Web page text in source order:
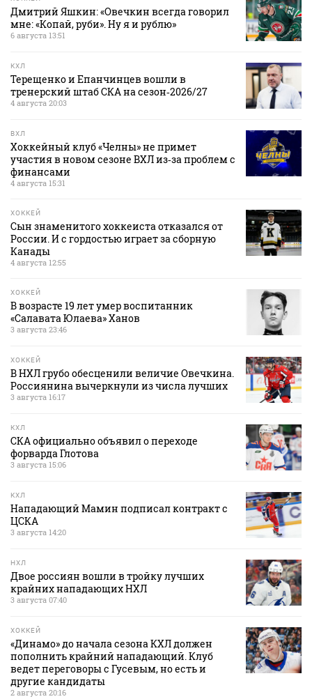
Дмитрий Яшкин: «Овечкин всегда говорил
мне: «Копай, руби». Ну я и рублю»
6 августа 13:51
КХЛ
Терещенко и Епанчинцев вошли в
тренерский штаб СКА на сезон‑2026/27
4 августа 20:03
ВХЛ
Хоккейный клуб «Челны» не примет
участия в новом сезоне ВХЛ из‑за проблем с
финансами
4 августа 15:31
ХОККЕЙ
Сын знаменитого хоккеиста отказался от
России. И с гордостью играет за сборную
Канады
4 августа 12:55
ХОККЕЙ
В возрасте 19 лет умер воспитанник
«Салавата Юлаева» Ханов
3 августа 23:46
ХОККЕЙ
В НХЛ грубо обесценили величие Овечкина.
Россиянина вычеркнули из числа лучших
3 августа 16:17
КХЛ
СКА официально объявил о переходе
форварда Глотова
3 августа 15:06
КХЛ
Нападающий Мамин подписал контракт с
ЦСКА
3 августа 14:20
НХЛ
Двое россиян вошли в тройку лучших
крайних нападающих НХЛ
3 августа 07:40
ХОККЕЙ
«Динамо» до начала сезона КХЛ должен
пополнить крайний нападающий. Клуб
ведет переговоры с Гусевым, но есть и
другие кандидаты
2 августа 20:16